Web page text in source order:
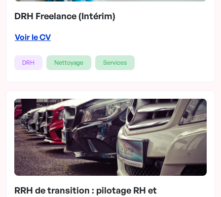
DRH Freelance (Intérim)
Voir le CV
DRH Nettoyage Services
RRH de transition : pilotage RH et